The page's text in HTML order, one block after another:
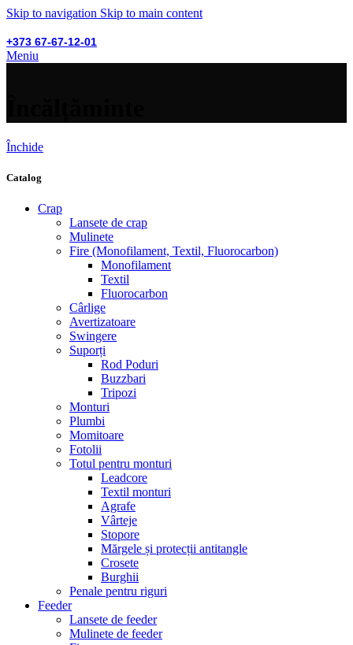
Skip to navigation Skip to main content
+373 67-67-12-01
Meniu
Închide
Catalog
Crap
Lansete de crap
Mulinete
Fire (Monofilament, Textil, Fluorocarbon)
Monofilament
Textil
Fluorocarbon
Cârlige
Avertizatoare
Swingere
Suporți
Rod Poduri
Buzzbari
Tripozi
Monturi
Plumbi
Momitoare
Fotolii
Totul pentru monturi
Leadcore
Textil monturi
Agrafe
Vârteje
Stopore
Mărgele și protecții antitangle
Crosete
Burghii
Penale pentru riguri
Feeder
Lansete de feeder
Mulinete de feeder